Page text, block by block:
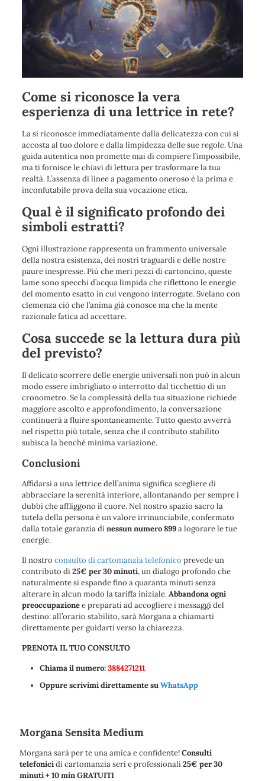
Come si riconosce la vera
esperienza di una lettrice in rete?
La si riconosce immediatamente dalla delicatezza con cui si
accosta al tuo dolore e dalla limpidezza delle sue regole. Una
guida autentica non promette mai di compiere l’impossibile,
ma ti fornisce le chiavi di lettura per trasformare la tua
realtà. L’assenza di linee a pagamento oneroso è la prima e
inconfutabile prova della sua vocazione etica.
Qual è il significato profondo dei
simboli estratti?
Ogni illustrazione rappresenta un frammento universale
della nostra esistenza, dei nostri traguardi e delle nostre
paure inespresse. Più che meri pezzi di cartoncino, queste
lame sono specchi d’acqua limpida che riflettono le energie
del momento esatto in cui vengono interrogate. Svelano con
clemenza ciò che l’anima già conosce ma che la mente
razionale fatica ad accettare.
Cosa succede se la lettura dura più
del previsto?
Il delicato scorrere delle energie universali non può in alcun
modo essere imbrigliato o interrotto dal ticchettio di un
cronometro. Se la complessità della tua situazione richiede
maggiore ascolto e approfondimento, la conversazione
continuerà a fluire spontaneamente. Tutto questo avverrà
nel rispetto più totale, senza che il contributo stabilito
subisca la benché minima variazione.
Conclusioni
Affidarsi a una lettrice dell’anima significa scegliere di
abbracciare laserenità interiore, allontanando per sempre i
dubbi che affliggono il cuore. Nel nostro spazio sacro la
tutela della persona è un valore irrinunciabile, confermato
dalla totale garanzia dinessun numero 899a logorare le tue
energie.
Il nostro consulto di cartomanzia telefonico prevede un
contributo di25€ per 30 minuti, un dialogo profondo che
naturalmente si espandefino a quaranta minuti senza
alterare in alcun modo la tariffa iniziale.Abbandona ogni
preoccupazionee preparati ad accogliere i messaggi del
destino:all’orario stabilito, sarà Morgana a chiamarti
direttamenteper guidarti verso la chiarezza.
PRENOTA IL TUO CONSULTO
Chiama il numero:3884271211
Oppure scrivimi direttamente suWhatsApp
Morgana Sensita Medium
Morgana sarà per te una amica e confidente!Consulti
telefonicidi cartomanzia seri e professionali25€ per 30
minuti + 10 min GRATUITI